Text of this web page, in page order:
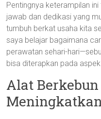
Pentingnya keterampilan
jawab dan dedikasi yang
tumbuh berkat usaha kita
saya belajar bagaimana
perawatan sehari-
bisa diterapkan pada
Alat